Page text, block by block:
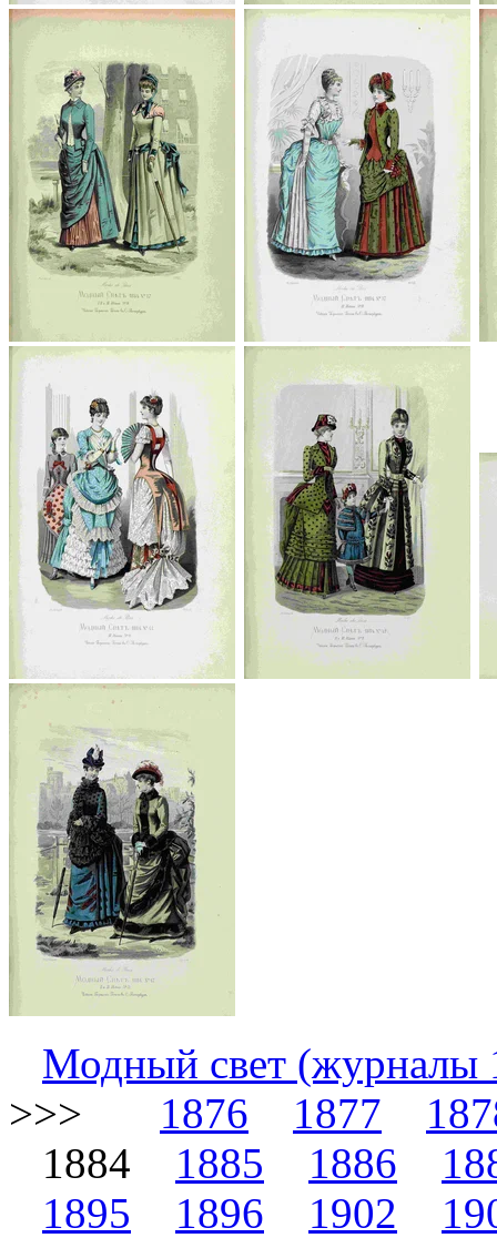
Модный свет (журналы
>>> 1876 1877
1884 1885 1886
1895
1896 1902